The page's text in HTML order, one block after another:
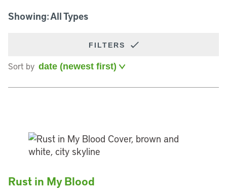
Showing: All Types
FILTERS
Sort by
Rust in My Blood